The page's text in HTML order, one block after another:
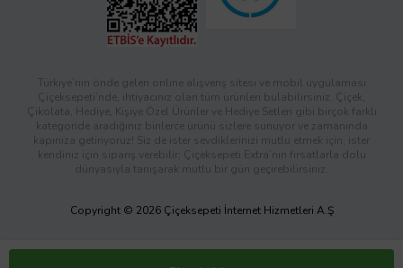
Türkiye’nin önde gelen online alışveriş sitesi ve mobil uygulaması
Çiçeksepeti’nde, ihtiyacınız olan tüm ürünleri bulabilirsiniz. Çiçek,
Çikolata, Hediye, Kişiye Özel Ürünler ve Hediye Setleri gibi birçok farklı
kategoride aradığınız binlerce ürünü sizlere sunuyor ve zamanında
kapınıza getiriyoruz! Siz de ister sevdiklerinizi mutlu etmek için, ister
kendiniz için sipariş verebilir; Çiçeksepeti Extra’nın fırsatlarla dolu
dünyasıyla tanışarak mutlu bir gün geçirebilirsiniz.
Copyright © 2026 Çiçeksepeti İnternet Hizmetleri A.Ş